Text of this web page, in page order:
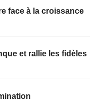
face à la croissance
et rallie les fidèles